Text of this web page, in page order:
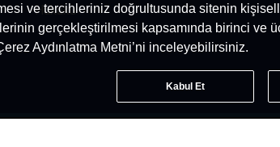
ve tercihleriniz doğrultusunda sitenin
gerçekleştirilmesi kapsamında birinci ve
Aydınlatma Metni’ni inceleyebilirsiniz.
Kabul Et
Hukuku